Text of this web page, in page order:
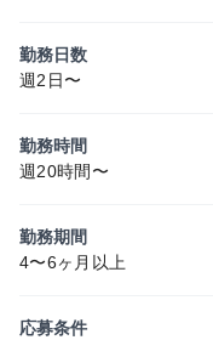
勤務日数
週2日〜
勤務時間
週20時間〜
勤務期間
4〜6ヶ月以上
応募条件